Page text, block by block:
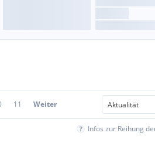
11 Weiter
Infos zur Reihung